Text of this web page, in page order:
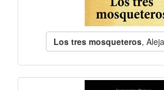
Los tres mosqueteros,